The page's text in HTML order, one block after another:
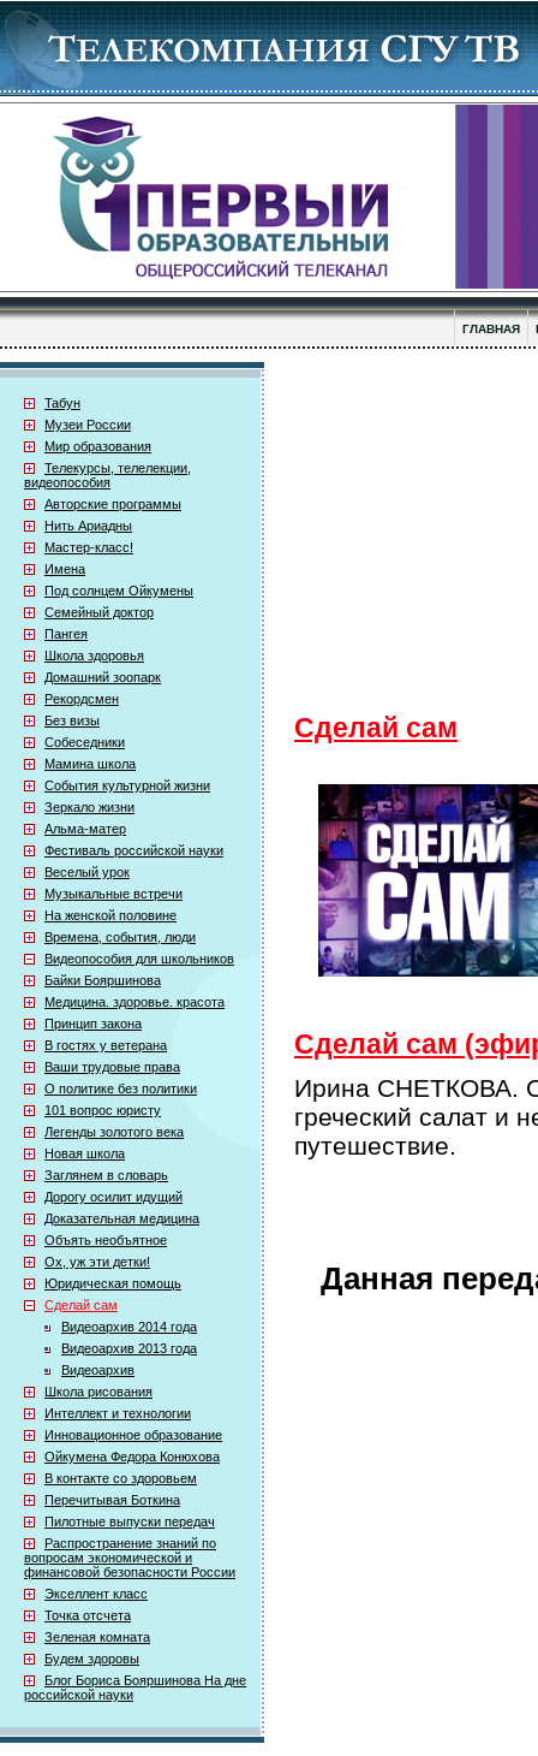
ГЛАВНАЯ
Табун
Музеи России
Мир образования
Телекурсы, телелекции,
видеопособия
Авторские программы
Нить Ариадны
Мастер-класс!
Имена
Под солнцем Ойкумены
Семейный доктор
Пангея
Школа здоровья
Домашний зоопарк
Рекордсмен
Без визы
Собеседники
Мамина школа
События культурной жизни
Зеркало жизни
Альма-матер
Фестиваль российской науки
Веселый урок
Музыкальные встречи
На женской половине
Времена, события, люди
Видеопособия для школьников
Байки Бояршинова
Медицина. здоровье. красота
Принцип закона
В гостях у ветерана
Ваши трудовые права
О политике без политики
101 вопрос юристу
Легенды золотого века
Новая школа
Заглянем в словарь
Дорогу осилит идущий
Доказательная медицина
Объять необъятное
Ох, уж эти детки!
Юридическая помощь
Сделай сам
Видеоархив 2014 года
Видеоархив 2013 года
Видеоархив
Школа рисования
Интеллект и технологии
Инновационное образование
Ойкумена Федора Конюхова
В контакте со здоровьем
Перечитывая Боткина
Пилотные выпуски передач
Распространение знаний по
вопросам экономической и
финансовой безопасности России
Экселлент класс
Точка отсчета
Зеленая комната
Будем здоровы
Блог Бориса Бояршинова На дне
российской науки
Сделай сам
Сделай сам
Ирина СНЕТКОВА.
греческий салат и
путешествие.
Данная